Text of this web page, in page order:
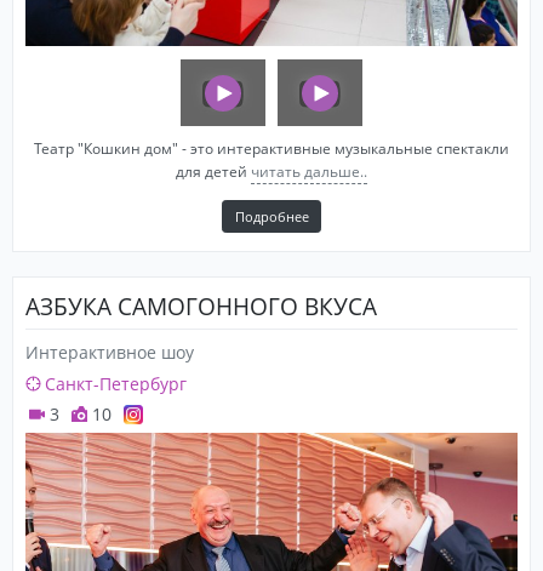
Театр "Кошкин дом" - это интерактивные музыкальные спектакли
для детей читать дальше..
Подробнее
АЗБУКА САМОГОННОГО ВКУСА
Интерактивное шоу
Санкт-Петербург
3
10